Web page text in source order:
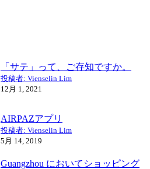
「サテ」って、ご存知ですか。
投稿者: Vienselin Lim
12月 1, 2021
AIRPAZアプリ
投稿者: Vienselin Lim
5月 14, 2019
Guangzhou においてショッピング